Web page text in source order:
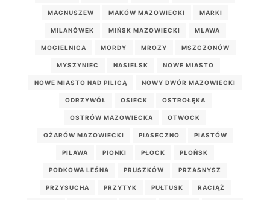
MAGNUSZEW MAKÓW MAZOWIECKI MARKI
MILANÓWEK MIŃSK MAZOWIECKI MŁAWA
MOGIELNICA MORDY MROZY MSZCZONÓW
MYSZYNIEC NASIELSK NOWE MIASTO
NOWE MIASTO NAD PILICĄ NOWY DWÓR MAZOWIECKI
ODRZYWÓŁ OSIECK OSTROŁĘKA
OSTRÓW MAZOWIECKA OTWOCK
OŻARÓW MAZOWIECKI PIASECZNO PIASTÓW
PILAWA PIONKI PŁOCK PŁOŃSK
PODKOWA LEŚNA PRUSZKÓW PRZASNYSZ
PRZYSUCHA PRZYTYK PUŁTUSK RACIĄŻ